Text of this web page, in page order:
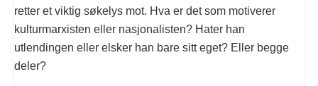
retter et viktig søkelys mot. Hva er det som motiverer
kulturmarxisten eller nasjonalisten? Hater han
utlendingen eller elsker han bare sitt eget? Eller begge
deler?